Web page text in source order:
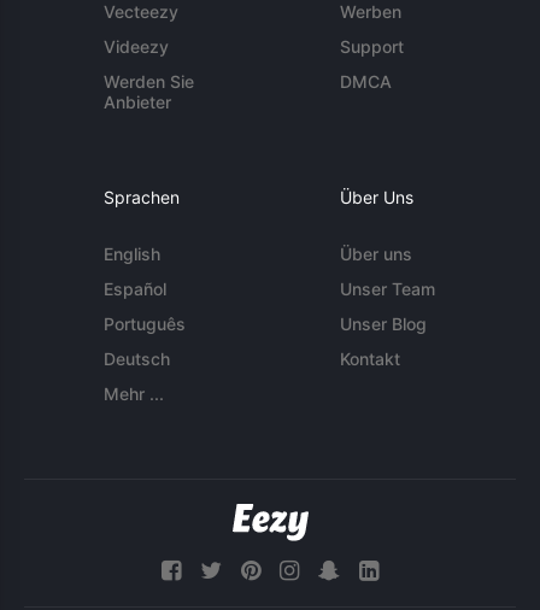
Vecteezy
Videezy
Werden Sie
Anbieter
Werben
Support
DMCA
Sprachen
English
Español
Português
Deutsch
Mehr ...
Über Uns
Über uns
Unser Team
Unser Blog
Kontakt